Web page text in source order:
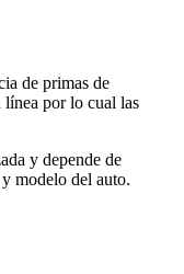
de primas de
línea por lo cual las
y depende de
modelo del auto.